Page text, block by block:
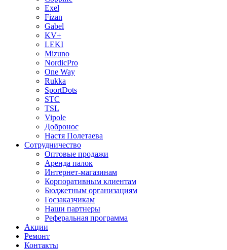
Exel
Fizan
Gabel
KV+
LEKI
Mizuno
NordicPro
One Way
Rukka
SportDots
STC
TSL
Vipole
Добронос
Настя Полетаева
Сотрудничество
Оптовые продажи
Аренда палок
Интернет-магазинам
Корпоративным клиентам
Бюджетным организациям
Госзаказчикам
Наши партнеры
Реферальная программа
Акции
Ремонт
Контакты